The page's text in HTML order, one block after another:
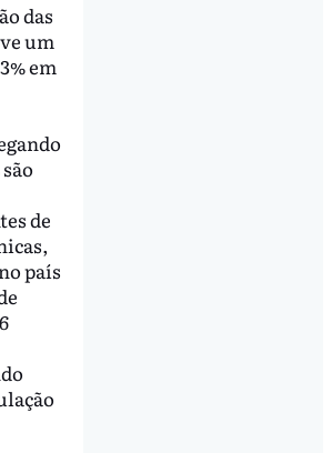
das
um
em
de
país